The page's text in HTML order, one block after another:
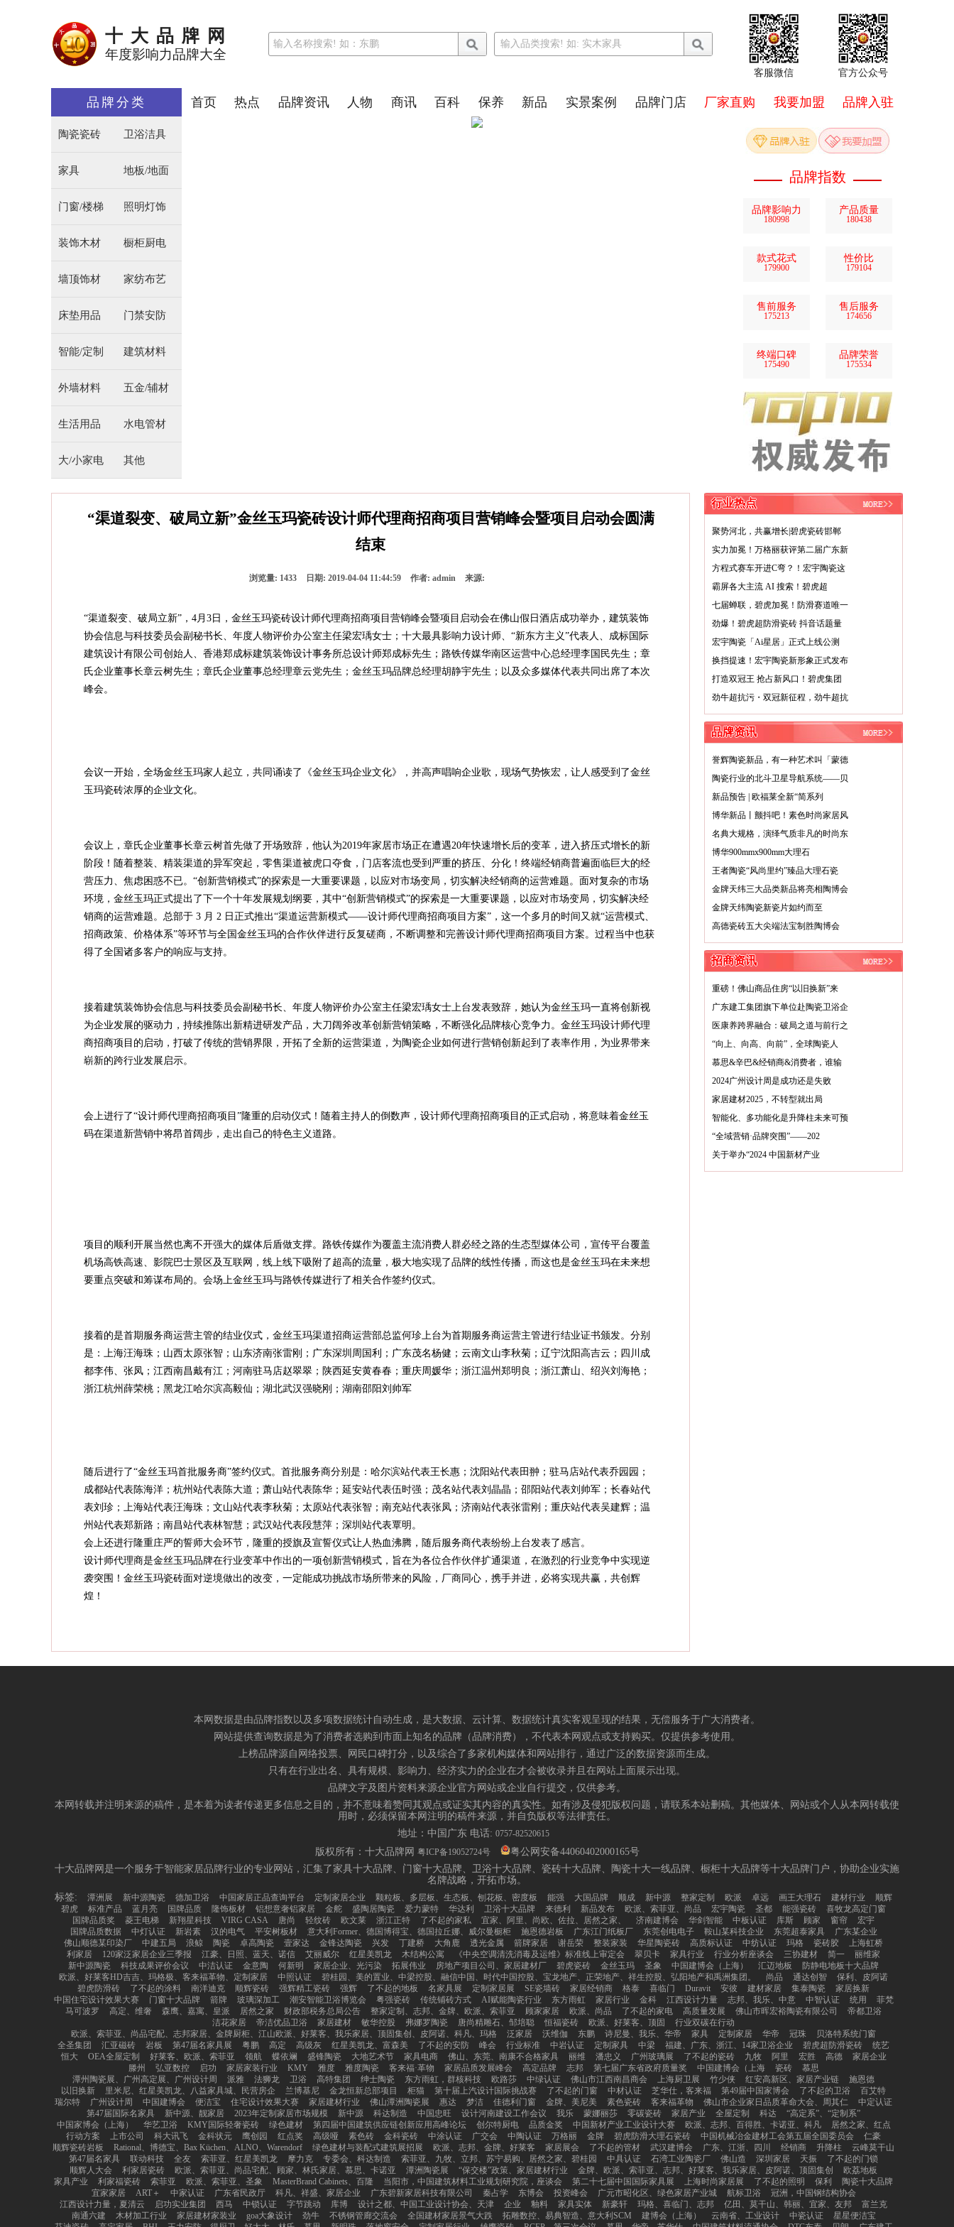
十大品牌网
年度影响力品牌大全
客服微信 官方公众号
品牌分类
陶瓷瓷砖 卫浴洁具
家具 地板/地面
门窗/楼梯 照明灯饰
装饰木材 橱柜厨电
墙顶饰材 家纺布艺
床垫用品 门禁安防
智能/定制 建筑材料
外墙材料 五金/辅材
生活用品 水电管材
大/小家电 其他
首页 热点 品牌资讯 人物 商讯 百科 保养 新品 实景案例 品牌门店 厂家直购 我要加盟 品牌入驻
品牌指数
品牌影响力
180998
产品质量
180438
款式花式
179900
性价比
179104
售前服务
175213
售后服务
174656
终端口碑
175490
品牌荣誉
175534
“渠道裂变、破局立新”金丝玉玛瓷砖设计师代理商招商项目营销峰会暨项目启动会圆满
结束
浏览量: 1433 日期: 2019-04-04 11:44:59 作者: admin 来源:
“渠道裂变、破局立新”，4月3日，金丝玉玛瓷砖设计师代理商招商项目营销峰会暨项目启动会在佛山假日酒店成功举办，建筑装饰
协会信息与科技委员会副秘书长、年度人物评价办公室主任梁宏瑀女士；十大最具影响力设计师、“新东方主义”代表人、成标国际
建筑设计有限公司创始人、香港郑成标建筑装饰设计事务所总设计师郑成标先生；路铁传媒华南区运营中心总经理李国民先生；章
氏企业董事长章云树先生；章氏企业董事总经理章云党先生；金丝玉玛品牌总经理胡静宇先生；以及众多媒体代表共同出席了本次
峰会。
会议一开始，全场金丝玉玛家人起立，共同诵读了《金丝玉玛企业文化》，并高声唱响企业歌，现场气势恢宏，让人感受到了金丝
玉玛瓷砖浓厚的企业文化。
会议上，章氏企业董事长章云树首先做了开场致辞，他认为2019年家居市场正在遭遇20年快速增长后的变革，进入挤压式增长的新
阶段！随着整装、精装渠道的异军突起，零售渠道被虎口夺食，门店客流也受到严重的挤压、分化！终端经销商普遍面临巨大的经
营压力、焦虑困惑不已。“创新营销模式”的探索是一大重要课题，以应对市场变局，切实解决经销商的运营难题。面对复杂的市场
环境，金丝玉玛正式提出了下一个十年发展规划纲要，其中“创新营销模式”的探索是一大重要课题，以应对市场变局，切实解决经
销商的运营难题。总部于 3 月 2 日正式推出“渠道运营新模式——设计师代理商招商项目方案”，这一个多月的时间又就“运营模式、
招商政策、价格体系”等环节与全国金丝玉玛的合作伙伴进行反复磋商，不断调整和完善设计师代理商招商项目方案。过程当中也获
得了全国诸多客户的响应与支持。
接着建筑装饰协会信息与科技委员会副秘书长、年度人物评价办公室主任梁宏瑀女士上台发表致辞，她认为金丝玉玛一直将创新视
为企业发展的驱动力，持续推陈出新精进研发产品，大刀阔斧改革创新营销策略，不断强化品牌核心竞争力。金丝玉玛设计师代理
商招商项目的启动，打破了传统的营销界限，开拓了全新的运营渠道，为陶瓷企业如何进行营销创新起到了表率作用，为业界带来
崭新的跨行业发展启示。
会上进行了“设计师代理商招商项目”隆重的启动仪式！随着主持人的倒数声，设计师代理商招商项目的正式启动，将意味着金丝玉
码在渠道新营销中将昂首阔步，走出自己的特色主义道路。
项目的顺利开展当然也离不开强大的媒体后盾做支撑。路铁传媒作为覆盖主流消费人群必经之路的生态型媒体公司，宣传平台覆盖
机场高铁高速、影院巴士景区及互联网，线上线下吸附了超高的流量，极大地实现了品牌的线性传播，而这也是金丝玉玛在未来想
要重点突破和筹谋布局的。会场上金丝玉玛与路铁传媒进行了相关合作签约仪式。
接着的是首期服务商运营主管的结业仪式，金丝玉玛渠道招商运营部总监何珍上台为首期服务商运营主管进行结业证书颁发。分别
是：上海汪海珠；山西太原张智；山东济南张雷刚；广东深圳周国利；广东茂名杨健；云南文山李秋菊；辽宁沈阳高吉云；四川成
都李伟、张凤；江西南昌戴有江；河南驻马店赵翠翠；陕西延安黄春春；重庆周媛华；浙江温州郑明良；浙江萧山、绍兴刘海艳；
浙江杭州薛荣桃；黑龙江哈尔滨高毅仙；湖北武汉强晓刚；湖南邵阳刘帅军
随后进行了“金丝玉玛首批服务商”签约仪式。首批服务商分别是：哈尔滨站代表王长惠；沈阳站代表田翀；驻马店站代表乔园园；
成都站代表陈海洋；杭州站代表陈大道；萧山站代表陈华；延安站代表伍时强；茂名站代表刘晶晶；邵阳站代表刘帅军；长春站代
表刘珍；上海站代表汪海珠；文山站代表李秋菊；太原站代表张智；南充站代表张凤；济南站代表张雷刚；重庆站代表吴建辉；温
州站代表郑新路；南昌站代表林智慧；武汉站代表段慧萍；深圳站代表覃明。
会上还进行隆重庄严的誓师大会环节，隆重的授旗及宣誓仪式让人热血沸腾，随后服务商代表纷纷上台发表了感言。
设计师代理商是金丝玉玛品牌在行业变革中作出的一项创新营销模式，旨在为各位合作伙伴扩通渠道，在激烈的行业竞争中实现逆
袭突围！金丝玉玛瓷砖面对逆境做出的改变，一定能成功挑战市场所带来的风险，厂商同心，携手并进，必将实现共赢，共创辉
煌！
行业热点
聚势河北，共赢增长|碧虎瓷砖邯郸
实力加冕！万格丽获评第二届广东新
方程式赛车开进C弯？！宏宇陶瓷这
霸屏各大主流 AI 搜索！碧虎超
七届蝉联，碧虎加冕！防滑赛道唯一
劲爆！碧虎超防滑瓷砖 抖音话题量
宏宇陶瓷「Ai星居」正式上线公测
换挡提速！宏宇陶瓷新形象正式发布
打造双冠王 抢占新风口！碧虎集团
劲牛超抗污・双冠新征程，劲牛超抗
品牌资讯
誉辉陶瓷新品，有一种艺术叫「蒙德
陶瓷行业的北斗卫星导航系统——贝
新品预告 | 欧福莱全新“简系列
博华新品丨颤抖吧！素色时尚家居风
名典大规格，演绎气质非凡的时尚东
博华900mmx900mm大理石
王者陶瓷“风尚里约”臻品大理石瓷
金牌天纬三大品类新品将亮相陶博会
金牌天纬陶瓷新瓷片如约而至
高德瓷砖五大尖端法宝制胜陶博会
招商资讯
重磅！佛山商品住房“以旧换新”来
广东建工集团旗下单位赴陶瓷卫浴企
医康养跨界融合：破局之道与前行之
“向上、向高、向前”，全球陶瓷人
慕思&辛巴&经销商&消费者，谁输
2024广州设计周是成功还是失败
家居建材2025，不转型就出局
智能化、多功能化是升降柱未来可预
“全域营销·品牌突围”——202
关于举办“2024 中国新材产业
本网数据是由品牌指数以及多项数据统计自动生成，是大数据、云计算、数据统计真实客观呈现的结果，无偿服务于广大消费者。
网站提供查询数据是为了消费者选购到市面上知名的品牌（品牌消费），不代表本网观点或支持购买。仅提供参考使用。
上榜品牌源自网络投票、网民口碑打分，以及综合了多家机构媒体和网站排行，通过广泛的数据资源而生成。
只有在行业出名、具有规模、影响力、经济实力的企业在才会被收录并且在网站上面展示出现。
品牌文字及图片资料来源企业官方网站或企业自行提交，仅供参考。
本网转载并注明来源的稿件，是本着为读者传递更多信息之目的，并不意味着赞同其观点或证实其内容的真实性。如有涉及侵犯版权问题，请联系本站删稿。其他媒体、网站或个人从本网转载使
用时，必须保留本网注明的稿件来源，并自负版权等法律责任。
地址：中国广东 电话: 0757-82520615
版权所有：十大品牌网 粤ICP备19052724号
粤公网安备44060402000165号
十大品牌网是一个服务于智能家居品牌行业的专业网站，汇集了家具十大品牌、门窗十大品牌、卫浴十大品牌、瓷砖十大品牌、陶瓷十大一线品牌、橱柜十大品牌等十大品牌门户，协助企业实施
名牌战略，开拓市场。
标签:
潭洲展 新中源陶瓷 德加卫浴 中国家居正品查询平台 定制家居企业 颗粒板、多层板、生态板、刨花板、密度板 能强 大国品牌 顺成 新中源 整家定制 欧派 卓远 画王大理石 建材行业
顺辉
碧虎
标准产品 蓝月亮 国牌品质 隆饰板材 铝想意奢铝家居 金舵 盛陶居陶瓷 爱力蒙特 华达利 卫浴十大品牌 来德利 新品发布 欧派、索菲亚、尚品 宏宇陶瓷 圣都 能强瓷砖
喜牧龙高定门窗
国牌品质奖
菱王电梯 新翔星科技 VIRG CASA 唐尚 轻纹砖 欧文莱 浙江正特 了不起的家私 宜家、阿里、尚欧、佐拉、居然之家、 济南建博会 华剑智能 中板认证 库斯 顾家 窗帘
宏宇
国牌品质数据
中灯认证 新岩素 汉的电气 平安树板材 意大利Former、德国博得宝、德国拉丘娜、威尔曼橱柜 施恩德岩板 广东江门纸板厂 东莞创电电子 鞍山某科技企业 东莞超泰家具
广东某企业
佛山顺德某印染厂
中建五局 浪鲸 陶瓷 卓高陶瓷 壹家达 金锋达陶瓷 兴发 丁建桥 大角鹿 透光金属 箭牌家居 谢岳荣 整装家装 华星陶瓷砖 高质标认证 中纺认证 玛格 瓷砖胶
上海虹桥
利家居
120家泛家居企业三季报 江豪、日照、蓝天、诺信 艾丽威尔 红星美凯龙 木结构公寓 《中央空调清洗消毒及运维》标准线上审定会 翠贝卡 家具行业 行业分析座谈会 三协建材 简一
丽维家
新中源陶瓷
科技成果评价会议 中洁认证 金意陶 何新明 家居企业、光污染 拓展伟业 房地产项目公司、家居建材厂 碧虎瓷砖 金丝玉玛 圣象 中国建博会（上海） 汇迈地板
防静电地板十大品牌
欧派、好莱客HD吉吉、玛格极、客来福革物、定制家居
中照认证 碧桂园、美的置业、中梁控股、融信中国、时代中国控股、宝龙地产、正荣地产、祥生控股、弘阳地产和禹洲集团。 尚品 通达创智
保利、皮阿诺
碧虎防滑砖
了不起的涂料 南洋迪克 顺辉瓷砖 强辉精工瓷砖 强辉 了不起的地板 名家具展 定制家居展 SE瓷墙砖 家居经销商 格泰 喜临门 Duravit 安彼 建材家居 集泰陶瓷
家居换新
中国住宅设计效果大赛
门窗十大品牌 箭牌 玻璃深加工 潮安智能卫浴博览会 粤强瓷砖 传统铺砖方式 AI赋能陶瓷行业 东方雨虹 家居行业 金科 江西设计力量 志邦、我乐、中意 中智认证 统用
菲梵
马可波罗
高定、维奢 森鹰、嘉寓、皇派 居然之家 财政部税务总局公告 整家定制、志邦、金牌、欧派、索菲亚 顾家家居 欧派、尚品 了不起的家电 高质量发展 佛山市晖宏裕陶瓷有限公司
帝都卫浴
洁花家居
帝洁优品卫浴 家居建材 敏华控股 弗娜罗陶瓷 唐尚精雕石、邹培聪 恒福瓷砖 欧派、好莱客、顶固
行业双碳在行动
欧派、索菲亚、尚品宅配、志邦家居、金牌厨柜、江山欧派、好莱客、我乐家居、顶固集创、皮阿诺、科凡、玛格
泛家居 沃维伽 东鹏 诗尼曼、我乐、华帝 家具 定制家居 华帝 冠珠
贝洛特系统门窗
全圣集团
汇亚磁砖 岩板 第47届名家具展 粤鹏 高定 高级灰 红星美凯龙、富森美 了不起的安防 峰会 行业标准 中岩认证 定制家具 中梁 福建、广东、浙江、14家卫浴企业 碧虎超防滑瓷砖
统艺
恒大
OEA全屋定制 好莱客、欧派、索菲亚 领航 蝶依斓 盛锋陶瓷 大地艺术节 家具电商 佛山、东莞、南康不合格家具 丽维 潘忠义 广州玻璃展 了不起的瓷砖 九牧 阿里 宏胜 高德
家居企业
滕州
弘亚数控 启功 家居家装行业 KMY 雅度 雅度陶瓷 客来福·革物 家居品质发展峰会 高定品牌 志邦 第七届广东省政府质量奖 中国建博会（上海 瓷砖
慕思
潭州陶瓷展、广州高定展、广州设计周
派雅 法狮龙 卫浴 高特集团 绅士陶瓷 东方雨虹，群核科技 欧路莎 中绿认证 佛山市江西南昌商会 上海厨卫展 竹少侠 红安高新区、家居产业链
施恩德
以旧换新
里米尼、红星美凯龙、八益家具城、民营房企 兰博基尼 金龙恒新总部项目 柜猫 第十届上汽设计国际挑战赛 了不起的门窗 中材认证 芝华仕，客来福 第49届中国家博会 了不起的卫浴
百艾特
瑞尔特
广州设计周 中国建博会 便洁宝 住宅设计效果大赛 家居建材行业 佛山潭洲陶瓷展 惠达 梦洁 佳德利门窗 金牌、美尼美 素色瓷砖 客来福革物 佛山市企业家日品质革命大会、周其仁
中定认证
第47届国际名家具
新中源、靓家居 2023年定制家居市场规模 新中源 科达制造 中国忠旺 设计河南建设工作会议 我乐 蒙娜丽莎 零碳瓷砖 家居产业 全屋定制 科达
“高定系”、“定制系”
中国家博会（上海）
华艺卫浴 KMY国际轻奢瓷砖 绿色建材 第四届中国建筑供应链创新应用高峰论坛 创尔特厨电 品质金奖 中国新材产业工业设计大赛 欧派、志邦、百得胜、卡诺亚、科凡
居然之家、红点
行动方案
上市公司 科大讯飞 金科状元 鹰创园 红点奖 高级哑 素色砖 金科瓷砖 中涂认证 广交会 中陶认证 万格丽 金牌 碧虎防滑大理石瓷砖 中国机械冶金建材工会第五届全国委员会
仁豪
顺辉瓷砖岩板
Rational、博德宝、Bax Küchen、ALNO、Warendorf 绿色建材与装配式建筑展招展 欧派、志邦、金牌、好莱客 家居展会 了不起的管材 武汉建博会 广东、江浙、四川 经销商 升降柱
云峰莫干山
第47届名家具
联动科技 全友 索菲亚、红星美凯龙 摩力克 专委会、科达制造 索菲亚、九牧、立邦、苏宁易购、居然之家、碧桂园 中具认证 石湾工业陶瓷厂 佛山造 深圳家居 天振
了不起的门锁
顺辉人大会
利家居瓷砖 欧派、索菲亚、尚品宅配、顾家、林氏家居、慕思、卡诺亚 潭洲陶瓷展 “保交楼”政策、家居建材行业 金牌、欧派、索菲亚、志邦、好莱客、我乐家居、皮阿诺、顶固集创
欧荔地板
家具产业
利家福瓷砖 索菲亚 欧派、索菲亚、圣象 MasterBrand Cabinets、百隆 当阳市，中国建筑材料工业规划研究院，座谈会 第二十七届中国国际家具展 上海时尚家居展 了不起的照明 保利
陶瓷十大品牌
宜家家居
ART＋ 中家认证 广东省民政厅 科凡、祥盛、家居企业 广东碧新家居科技有限公司 秦占学 东博会 投资峰会 广元市昭化区、绿色家居产业城 航标卫浴
冠洲，中国钢结构协会
江西设计力量，夏清云
启功实业集团 西马 中锁认证 字节跳动 库博 设计之都、中国工业设计协会、天津 企业 釉料 家具实体 新豪轩 玛格、喜临门、志邦 亿田、莫干山、韩丽、宜家、友邦
富兰克
南通六建
木材加工行业 家居建材家装业 goa大象设计 劲牛 不锈钢管廊交流会 全国建材家居景气大跌 拓雕数控、易典智造、意大利SCM 建博会（上海） 云南省、工业设计 中瓷认证
星星便洁宝